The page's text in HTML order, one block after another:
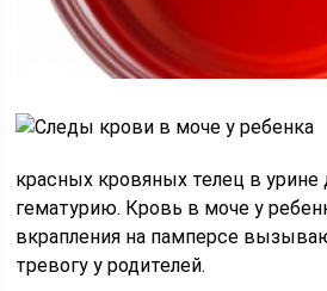
красных кровяных телец в урине
гематурию. Кровь в моче у
вкрапления на памперсе
тревогу у родителей.